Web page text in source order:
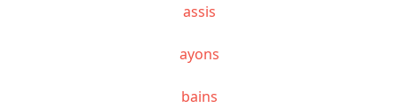
assis
ayons
bains